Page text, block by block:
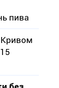
пива
Кривом